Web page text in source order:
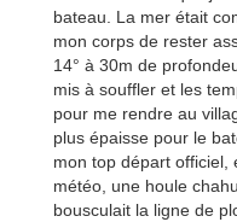
bateau. La mer était
mon corps de rester
14° à 30m de
mis à souffler et les
pour me rendre au
plus épaisse pour le
mon top départ officiel,
météo, une houle
bousculait la ligne de